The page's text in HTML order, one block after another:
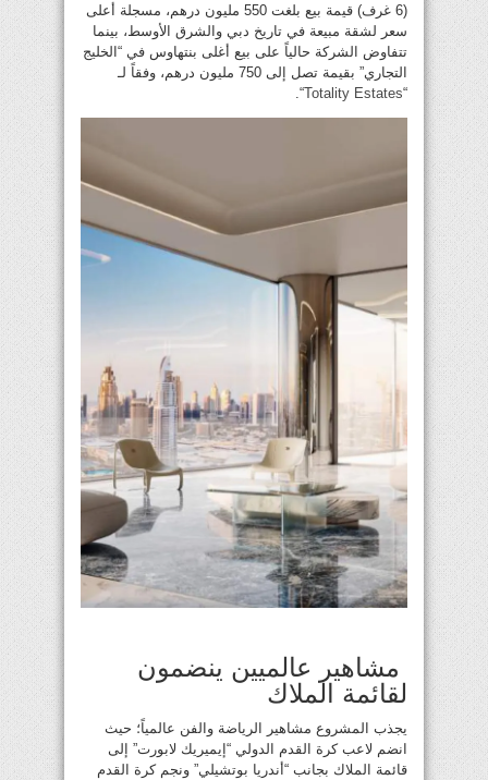
(6 غرف) قيمة بيع بلغت 550 مليون درهم، مسجلة أعلى
سعر لشقة مبيعة في تاريخ دبي والشرق الأوسط، بينما
تتفاوض الشركة حالياً على بيع أغلى بنتهاوس في “الخليج
التجاري” بقيمة تصل إلى 750 مليون درهم، وفقاً لـ
“
Totality Estates
“.
مشاهير عالميين ينضمون
لقائمة الملاك
يجذب المشروع مشاهير الرياضة والفن عالمياً؛ حيث
انضم لاعب كرة القدم الدولي “إيميريك لابورت” إلى
قائمة الملاك بجانب “أندريا بوتشيلي” ونجم كرة القدم